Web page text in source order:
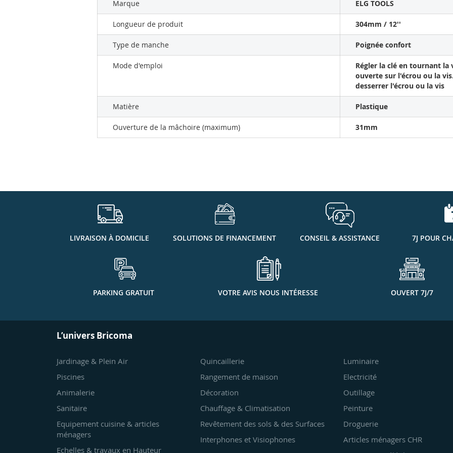
Marque ELG TOOLS
Longueur de produit 304mm / 12''
Type de manche Poignée confort
Mode d'emploi
Régler la clé en tournant
ouverte sur l'écrou ou la
desserrer l'écrou ou la vis
Matière Plastique
Ouverture de la mâchoire (maximum) 31mm
LIVRAISON À DOMICILE SOLUTIONS DE FINANCEMENT CONSEIL & ASSISTANCE 7J POUR
PARKING GRATUIT VOTRE AVIS NOUS INTÉRESSE OUVERT 7J/7
L’univers Bricoma
Jardinage & Plein Air
Piscines
Animalerie
Sanitaire
Equipement cuisine & articles
ménagers
Echelles & travaux en Hauteur
Quincaillerie
Rangement de maison
Décoration
Chauffage & Climatisation
Revêtement des sols & des Surfaces
Interphones et Visiophones
Luminaire
Electricité
Outillage
Peinture
Droguerie
Articles ménagers CHR